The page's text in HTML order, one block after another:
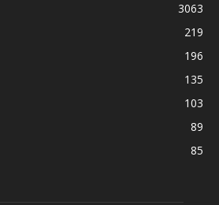
3063
219
196
135
103
89
85